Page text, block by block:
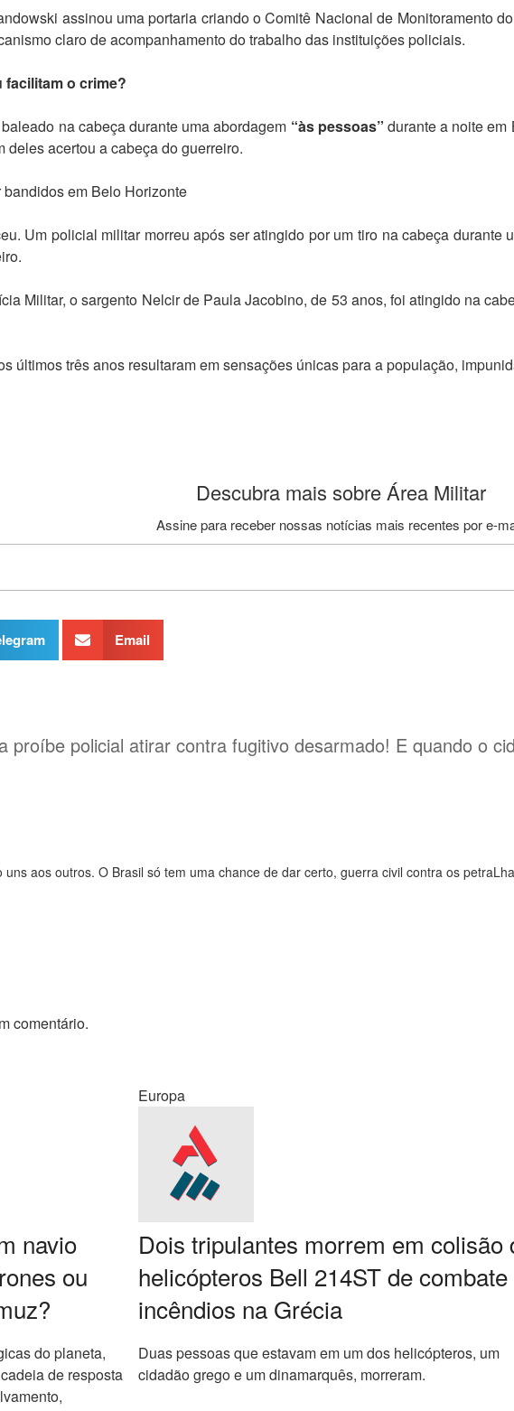
assinou uma portaria criando o Comitê Nacional de Monitoramento
claro de acompanhamento do trabalho das instituições policiais.
o crime?
na cabeça durante uma abordagem “às pessoas” durante a noite
acertou a cabeça do guerreiro.
Um policial militar morreu após ser atingido por um tiro na cabeça durante
Militar, o sargento Nelcir de Paula Jacobino, de 53 anos, foi atingido na
últimos três anos resultaram em sensações únicas para a população,
Descubra mais sobre Área Militar
Assine para receber nossas notícias mais recentes por e-
Email
proíbe policial atirar contra fugitivo desarmado! E quando o
aos outros. O Brasil só tem uma chance de dar certo, guerra civil contra os
comentário.
navio
ou
do planeta,
de resposta
Europa
Dois tripulantes morrem em colisão
helicópteros Bell 214ST de combate
incêndios na Grécia
Duas pessoas que estavam em um dos helicópteros, um
cidadão grego e um dinamarquês, morreram.